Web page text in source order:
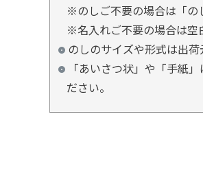
※のしご不要の場合は「の
※名入れご不要の場合は空
のしのサイズや形式は出
「あいさつ状」や「手紙
ださい。